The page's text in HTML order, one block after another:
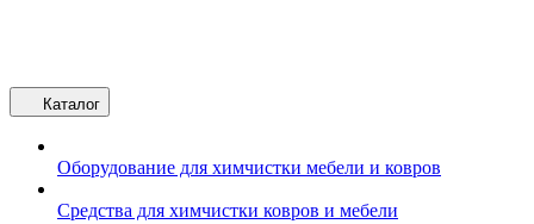
Каталог
Оборудование для химчистки мебели и ковров
Средства для химчистки ковров и мебели